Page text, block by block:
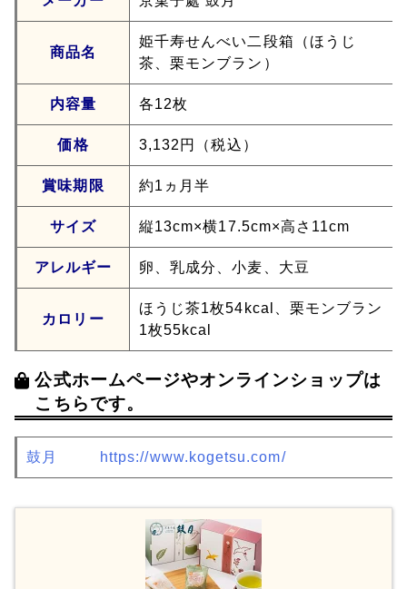
商品名
姫千寿せんべい二段箱（ほうじ
茶、栗モンブラン）
内容量 各12枚
価格 3,132円（税込）
賞味期限 約1ヵ月半
サイズ 縦13cm×横17.5cm×高さ11cm
アレルギー 卵、乳成分、小麦、大豆
カロリー
ほうじ茶1枚54kcal、栗モンブラン
1枚55kcal
公式ホームページやオンラインショップは
こちらです。
鼓月 https://www.kogetsu.com/